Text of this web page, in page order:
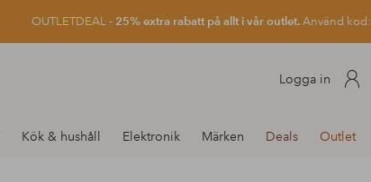
OUTLETDEAL - 25% extra rabatt på allt i vår outlet.Använd kod:
Logga in
Kök & hushåll Elektronik Märken Deals Outlet